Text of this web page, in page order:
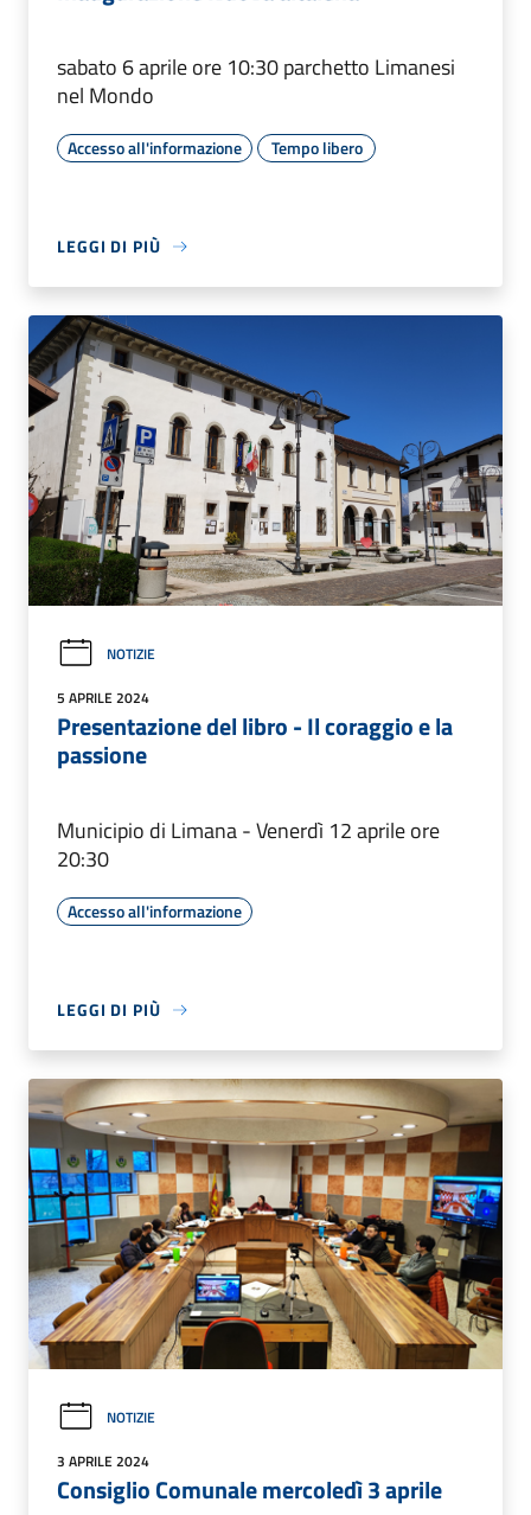
sabato 6 aprile ore 10:30 parchetto Limanesi
nel Mondo
Accesso all'informazione Tempo libero
LEGGI DI PIÙ
NOTIZIE
5 APRILE 2024
Presentazione del libro - Il coraggio e la
passione
Municipio di Limana - Venerdì 12 aprile ore
20:30
Accesso all'informazione
LEGGI DI PIÙ
NOTIZIE
3 APRILE 2024
Consiglio Comunale mercoledì 3 aprile